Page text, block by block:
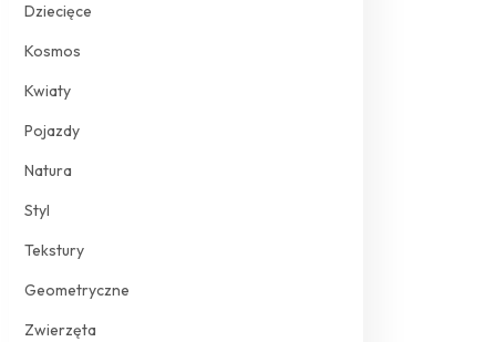
Dziecięce
Kosmos
Kwiaty
Pojazdy
Natura
Styl
Tekstury
Geometryczne
Zwierzęta